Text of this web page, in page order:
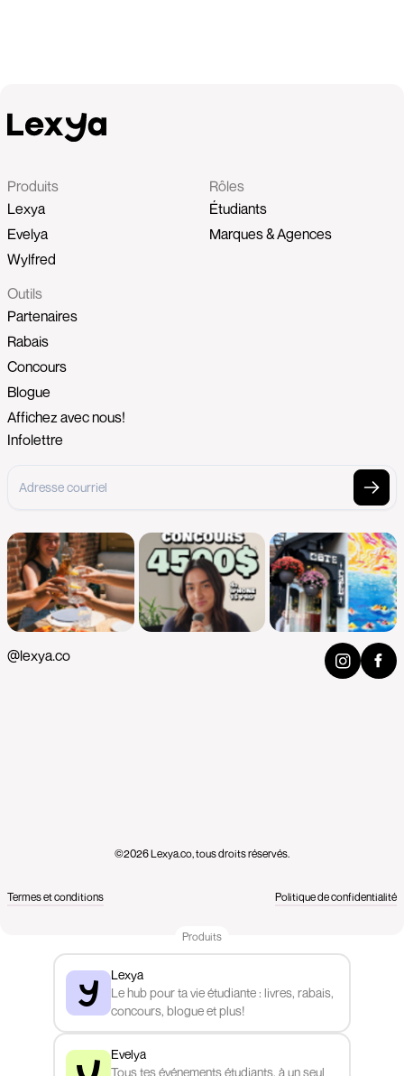
@lexya.co
Produits
Lexya
Evelya
Wylfred
Rôles
Étudiants
Marques & Agences
Outils
Partenaires
Rabais
Concours
Blogue
Affichez avec nous!
Infolettre
©2026 Lexya.co, tous droits réservés.
Termes et conditions Politique de confidentialité
Produits
Lexya
Le hub pour ta vie étudiante : livres, rabais,
concours, blogue et plus!
Evelya
Tous tes événements étudiants, à un seul